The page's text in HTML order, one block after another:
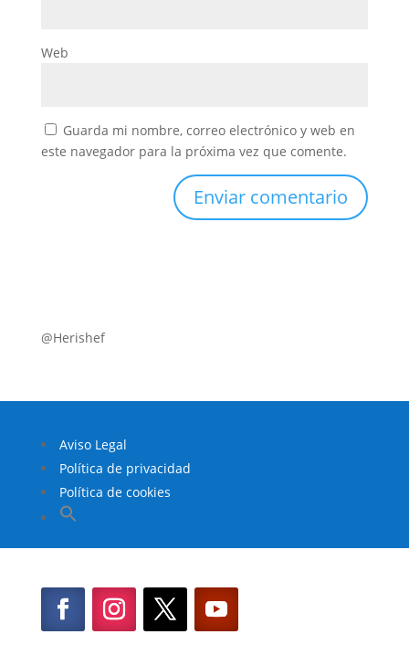
Web
Guarda mi nombre, correo electrónico y web en
este navegador para la próxima vez que comente.
@Herishef
Aviso Legal
Política de privacidad
Política de cookies
Buscar:
Botón de búsqueda